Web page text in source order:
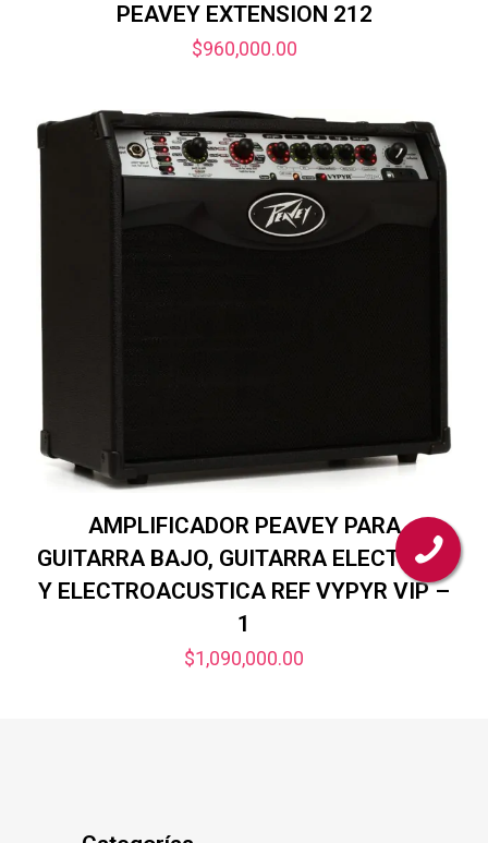
PEAVEY EXTENSION 212
$960,000.00
AMPLIFICADOR PEAVEY PARA
GUITARRA BAJO, GUITARRA ELECTRICA
Y ELECTROACUSTICA REF VYPYR VIP –
1
$1,090,000.00